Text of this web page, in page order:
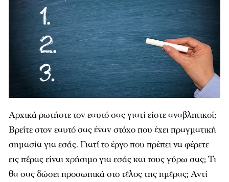
Αρχικά ρωτήστε τον εαυτό σας γιατί είστε αναβλητικοί;
Βρείτε στον εαυτό σας έναν στόχο που έχει πραγματική
σημασία για εσάς. Γιατί το έργο που πρέπει να φέρετε
εις πέρας είναι χρήσιμο για εσάς και τους γύρω σας; Τι
θα σας δώσει προσωπικά στο τέλος της ημέρας; Αντί